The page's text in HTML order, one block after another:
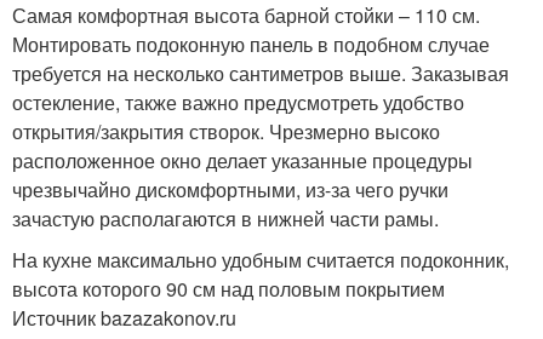
Самая комфортная высота барной стойки – 110 см.
Монтировать подоконную панель в подобном случае
требуется на несколько сантиметров выше. Заказывая
остекление, также важно предусмотреть удобство
открытия/закрытия створок. Чрезмерно высоко
расположенное окно делает указанные процедуры
чрезвычайно дискомфортными, из-за чего ручки
зачастую располагаются в нижней части рамы.
На кухне максимально удобным считается подоконник,
высота которого 90 см над половым покрытием
Источник bazazakonov.ru